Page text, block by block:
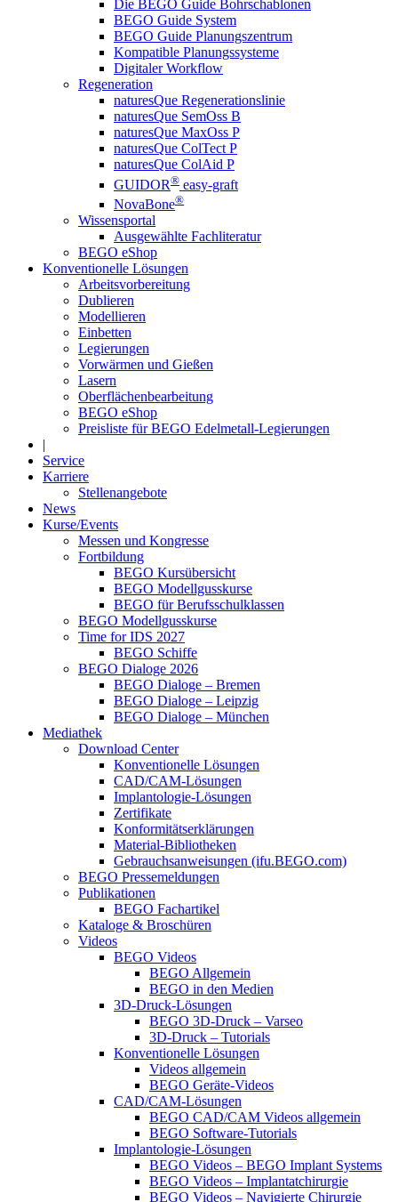
Die BEGO Guide Bohrschablonen
BEGO Guide System
BEGO Guide Planungszentrum
Kompatible Planungssysteme
Digitaler Workflow
Regeneration
naturesQue Regenerationslinie
naturesQue SemOss B
naturesQue MaxOss P
naturesQue ColTect P
naturesQue ColAid P
GUIDOR® easy-graft
NovaBone®
Wissensportal
Ausgewählte Fachliteratur
BEGO eShop
Konventionelle Lösungen
Arbeitsvorbereitung
Dublieren
Modellieren
Einbetten
Legierungen
Vorwärmen und Gießen
Lasern
Oberflächenbearbeitung
BEGO eShop
Preisliste für BEGO Edelmetall-Legierungen
|
Service
Karriere
Stellenangebote
News
Kurse/Events
Messen und Kongresse
Fortbildung
BEGO Kursübersicht
BEGO Modellgusskurse
BEGO für Berufsschulklassen
BEGO Modellgusskurse
Time for IDS 2027
BEGO Schiffe
BEGO Dialoge 2026
BEGO Dialoge – Bremen
BEGO Dialoge – Leipzig
BEGO Dialoge – München
Mediathek
Download Center
Konventionelle Lösungen
CAD/CAM-Lösungen
Implantologie-Lösungen
Zertifikate
Konformitätserklärungen
Material-Bibliotheken
Gebrauchsanweisungen (ifu.BEGO.com)
BEGO Pressemeldungen
Publikationen
BEGO Fachartikel
Kataloge & Broschüren
Videos
BEGO Videos
BEGO Allgemein
BEGO in den Medien
3D-Druck-Lösungen
BEGO 3D-Druck – Varseo
3D-Druck – Tutorials
Konventionelle Lösungen
Videos allgemein
BEGO Geräte-Videos
CAD/CAM-Lösungen
BEGO CAD/CAM Videos allgemein
BEGO Software-Tutorials
Implantologie-Lösungen
BEGO Videos – BEGO Implant Systems
BEGO Videos – Implantatchirurgie
BEGO Videos – Navigierte Chirurgie